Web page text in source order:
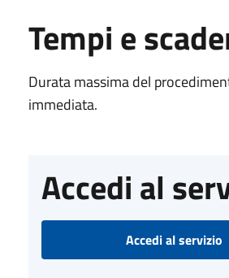
Tempi e
Durata massima del
immediata.
Accedi al
Accedi al servizio